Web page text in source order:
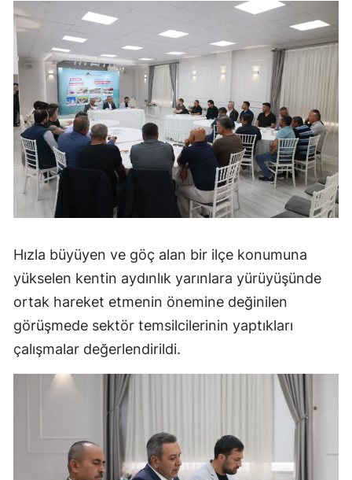
İstanbul
İzmir
Kars
Kastamonu
Kayseri
Kırklareli
Kırşehir
Konya
Kütahya
Manisa
Kahramanmaraş
Mardin
Muğla
Hızla büyüyen ve göç alan bir ilçe konumuna
yükselen kentin aydınlık yarınlara yürüyüşünde
ortak hareket etmenin önemine değinilen
görüşmede sektör temsilcilerinin yaptıkları
çalışmalar değerlendirildi.